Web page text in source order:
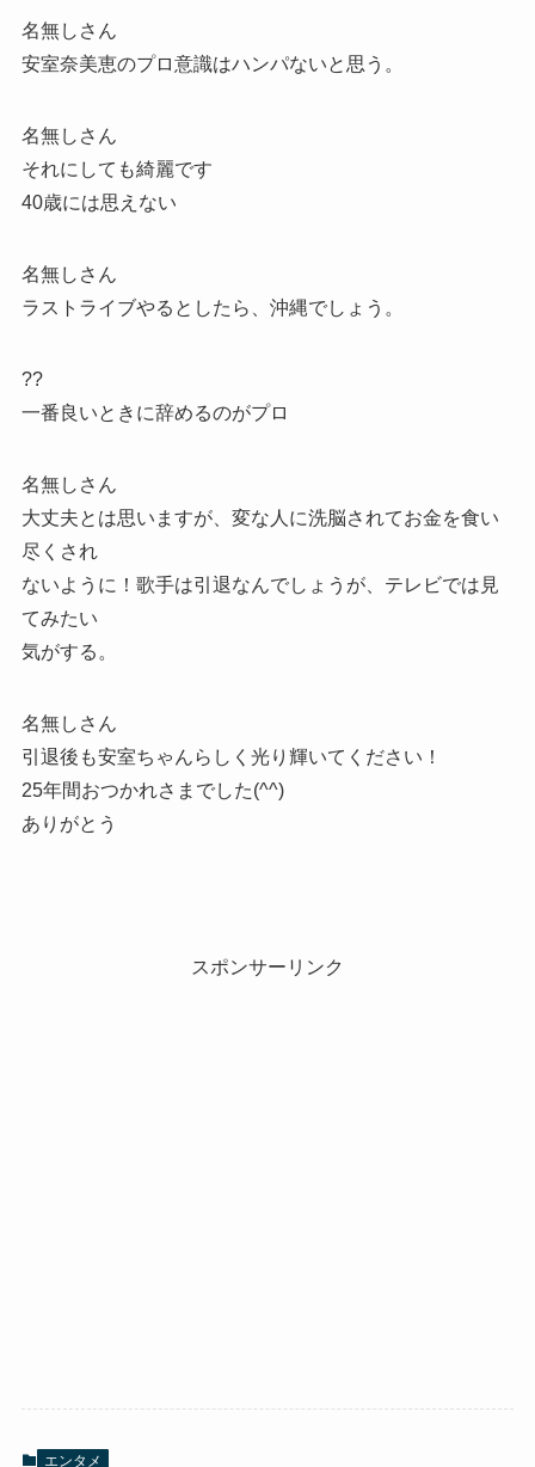
名無しさん
安室奈美恵のプロ意識はハンパないと思う。
名無しさん
それにしても綺麗です
40歳には思えない
名無しさん
ラストライブやるとしたら、沖縄でしょう。
??
一番良いときに辞めるのがプロ
名無しさん
大丈夫とは思いますが、変な人に洗脳されてお金を食い
尽くされ
ないように！歌手は引退なんでしょうが、テレビでは見
てみたい
気がする。
名無しさん
引退後も安室ちゃんらしく光り輝いてください！
25年間おつかれさまでした(^^)
ありがとう
スポンサーリンク
エンタメ